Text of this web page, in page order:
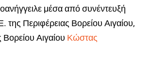
μέσα από συνέντευξή
Περιφέρειας Βορείου Αιγαίου,
Βορείου Αιγαίου Κώστας